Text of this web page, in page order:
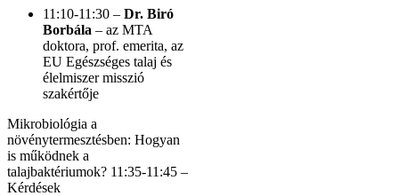
11:10-11:30 – Dr. Biró
Borbála – az MTA
doktora, prof. emerita, az
EU Egészséges talaj és
élelmiszer misszió
szakértője
Mikrobiológia a
növénytermesztésben: Hogyan
is működnek a
talajbaktériumok? 11:35-11:45 –
Kérdések